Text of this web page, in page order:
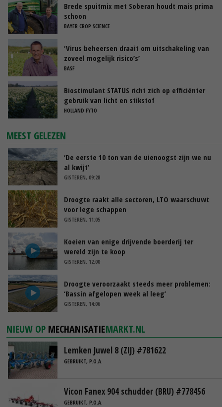
Brede spuitmix met Soberan houdt mais prima
schoon
BAYER CROP SCIENCE
‘Virus beheersen draait om uitschakeling van
zoveel mogelijk risico’s’
BASF
Biostimulant STATUS richt zich op efficiënter
gebruik van licht en stikstof
HOLLAND FYTO
MEEST GELEZEN
‘De eerste 10 ton van de uienoogst zijn we nu
al kwijt’
GISTEREN, 09:28
Droogte raakt alle sectoren, LTO waarschuwt
voor lege schappen
GISTEREN, 11:05
Koeien van enige drijvende boerderij ter
wereld zijn te koop
GISTEREN, 12:00
Droogte veroorzaakt steeds meer problemen:
‘Bassin afgelopen week al leeg’
GISTEREN, 14:06
NIEUW OP MECHANISATIEMARKT.NL
Lemken Juwel 8 (ZIJ) #781622
GEBRUIKT, P.O.A.
Vicon Fanex 904 schudder (BRU) #778456
GEBRUIKT, P.O.A.